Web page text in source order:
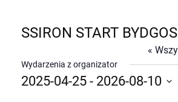
SSIRON START
«
Wydarzenia z organizator
2025-04-25 - 2026-08-10